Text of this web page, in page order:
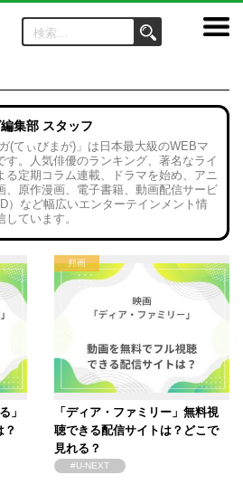
集部 スタッフ
ガ(てぃびまが)」は日本最大級のWEBマ
す。人気俳優のランキング、著名なライ
る定期コラム連載、ドラマを始め、アニ
、原作漫画、電子書籍、動画配信サービ
）など幅広いエンターテインメント情
しています。
」
邦画
「ディア・ファミリー」無料視
聴できる配信サイトは？どこで
見れる？
#U-NEXT